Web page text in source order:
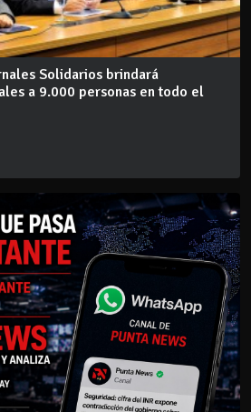
Solidarios brindará
a 9.000 personas en todo el